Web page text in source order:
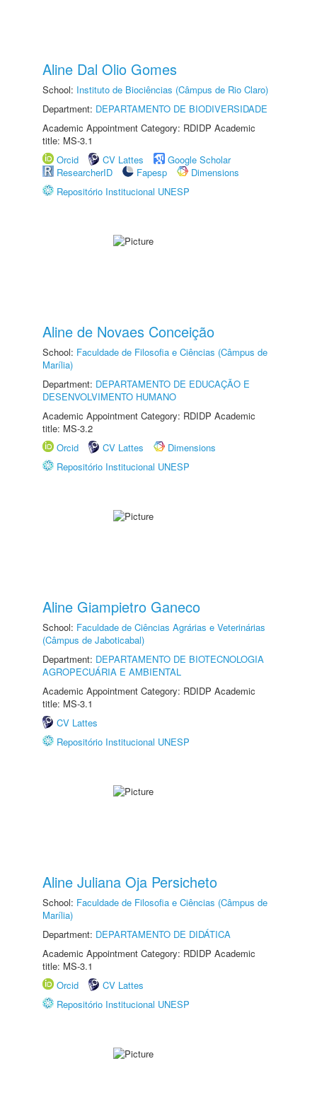
Aline Dal Olio Gomes
School: Instituto de Biociências (Câmpus de Rio Claro)
Department: DEPARTAMENTO DE BIODIVERSIDADE
Academic Appointment Category: RDIDP Academic
title: MS-3.1
Orcid
CV Lattes
Google Scholar
ResearcherID
Fapesp
Dimensions
Repositório Institucional UNESP
Aline de Novaes Conceição
School: Faculdade de Filosofia e Ciências (Câmpus de
Marília)
Department: DEPARTAMENTO DE EDUCAÇÃO E
DESENVOLVIMENTO HUMANO
Academic Appointment Category: RDIDP Academic
title: MS-3.2
Orcid
CV Lattes
Dimensions
Repositório Institucional UNESP
Aline Giampietro Ganeco
School: Faculdade de Ciências Agrárias e Veterinárias
(Câmpus de Jaboticabal)
Department: DEPARTAMENTO DE BIOTECNOLOGIA
AGROPECUÁRIA E AMBIENTAL
Academic Appointment Category: RDIDP Academic
title: MS-3.1
CV Lattes
Repositório Institucional UNESP
Aline Juliana Oja Persicheto
School: Faculdade de Filosofia e Ciências (Câmpus de
Marília)
Department: DEPARTAMENTO DE DIDÁTICA
Academic Appointment Category: RDIDP Academic
title: MS-3.1
Orcid
CV Lattes
Repositório Institucional UNESP